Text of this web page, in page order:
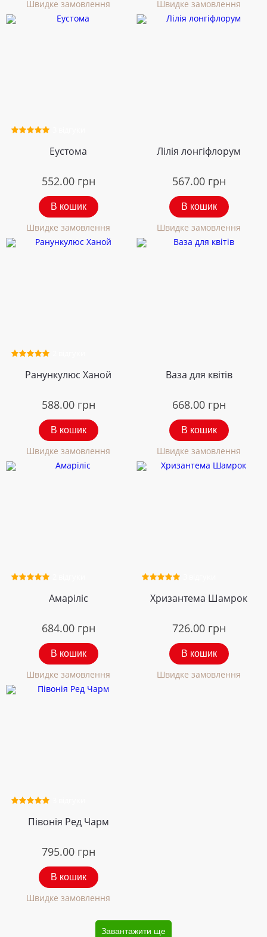
Швидке замовлення Швидке замовлення
Еустома
552.00 грн
В кошик
Швидке замовлення
Лілія лонгіфлорум
567.00 грн
В кошик
Швидке замовлення
Ранункулюс Ханой
588.00 грн
В кошик
Швидке замовлення
Ваза для квітів
668.00 грн
В кошик
Швидке замовлення
Амаріліс
684.00 грн
В кошик
Швидке замовлення
Хризантема Шамрок
726.00 грн
В кошик
Швидке замовлення
Півонія Ред Чарм
795.00 грн
В кошик
Швидке замовлення
Завантажити ще